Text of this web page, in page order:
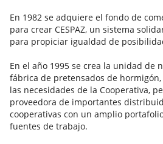
En 1982 se adquiere el fondo de
para crear CESPAZ, un sistema
para propiciar igualdad de
En el año 1995 se crea la unidad de
fábrica de pretensados de
las necesidades de la Cooperativa,
proveedora de importantes
cooperativas con un amplio
fuentes de trabajo.